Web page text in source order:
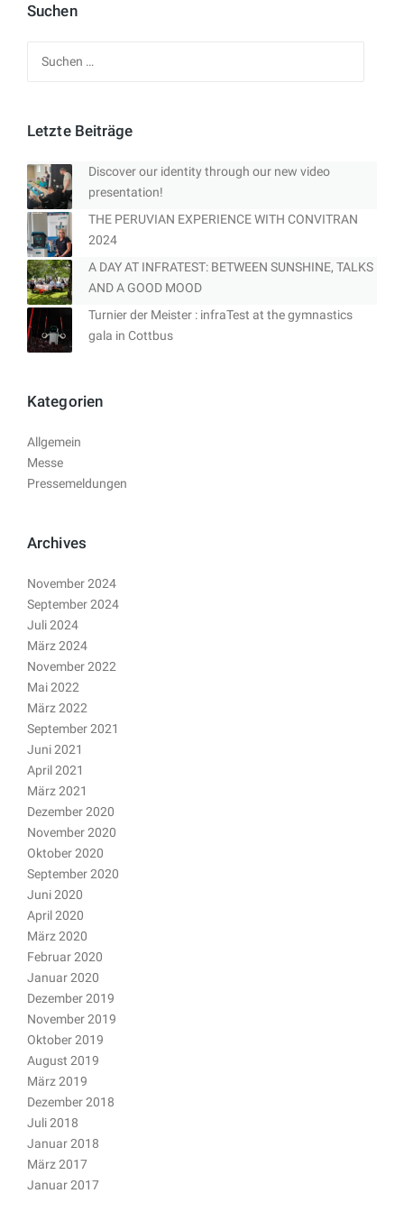
Suchen
Letzte Beiträge
Discover our identity through our new video
presentation!
THE PERUVIAN EXPERIENCE WITH CONVITRAN
2024
A DAY AT INFRATEST: BETWEEN SUNSHINE, TALKS
AND A GOOD MOOD
Turnier der Meister : infraTest at the gymnastics
gala in Cottbus
Kategorien
Allgemein
Messe
Pressemeldungen
Archives
November 2024
September 2024
Juli 2024
März 2024
November 2022
Mai 2022
März 2022
September 2021
Juni 2021
April 2021
März 2021
Dezember 2020
November 2020
Oktober 2020
September 2020
Juni 2020
April 2020
März 2020
Februar 2020
Januar 2020
Dezember 2019
November 2019
Oktober 2019
August 2019
März 2019
Dezember 2018
Juli 2018
Januar 2018
März 2017
Januar 2017